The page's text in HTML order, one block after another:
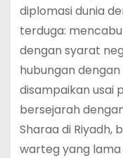
diplomasi dunia
terduga:
dengan syarat
hubungan dengan
disampaikan usai
bersejarah
Sharaa di Riyadh,
warteg yang